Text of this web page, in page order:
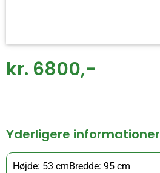
kr. 6800,-
Yderligere informationer
Højde: 53 cmBredde: 95 cm